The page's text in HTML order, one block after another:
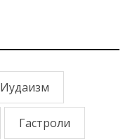
Иудаизм
Гастроли